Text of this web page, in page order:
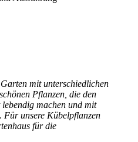
Garten mit unterschiedlichen
Pflanzen, die den
machen und mit
Für unsere Kübelpflanzen
für die